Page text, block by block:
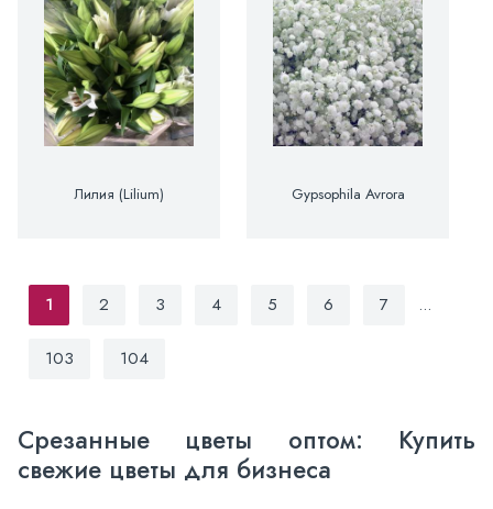
Лилия (Lilium) Gypsophila Avrora
1 2 3 4 5 6 7 ...
103 104
Срезанные цветы оптом: Купить
свежие цветы для бизнеса